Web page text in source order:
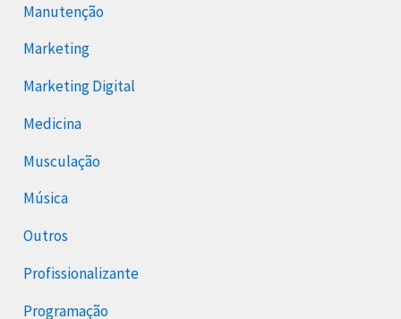
Manutenção
Marketing
Marketing Digital
Medicina
Musculação
Música
Outros
Profissionalizante
Programação